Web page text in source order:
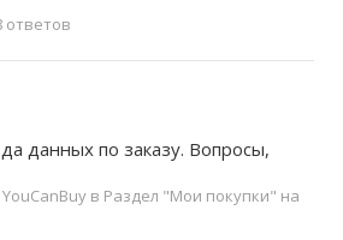
ответов
данных по заказу. Вопросы,
в Раздел "Мои покупки" на